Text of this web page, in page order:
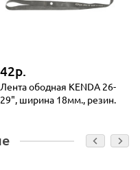
42р.
Лента ободная KENDA 26-
29", ширина 18мм., резин.